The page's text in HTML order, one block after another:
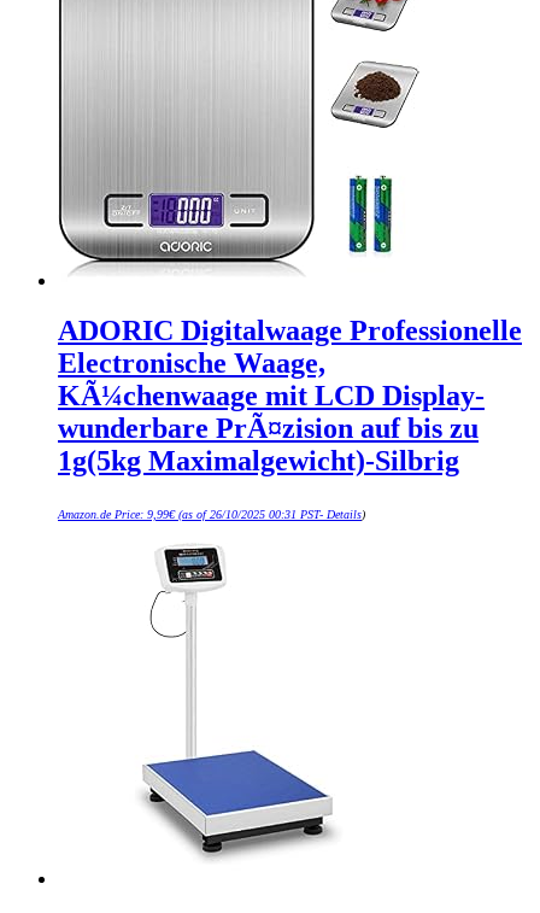
ADORIC Digitalwaage Professionelle
Electronische Waage,
KÃ¼chenwaage mit LCD Display-
wunderbare PrÃ¤zision auf bis zu
1g(5kg Maximalgewicht)-Silbrig
Amazon.de Price: 9,99€(as of 26/10/2025 00:31 PST- Details)